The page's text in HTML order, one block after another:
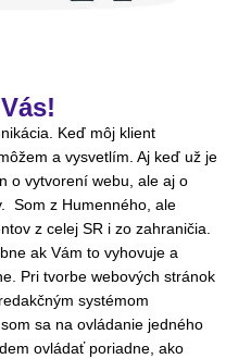
Keď môj klient
a vysvetlím. Aj keď už je
o vytvorení webu, ale aj o
Som z Humenného, ale
z celej SR i zo zahraničia.
ak Vám to vyhovuje a
Pri tvorbe webových stránok
systémom
sa na ovládanie jedného
ovládať poriadne, ako